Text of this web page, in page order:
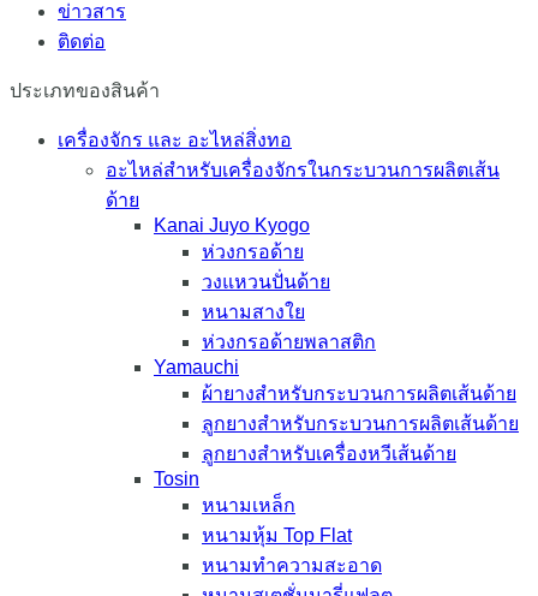
ข่าวสาร
ติดต่อ
ประเภทของสินค้า
เครื่องจักร และ อะไหล่สิ่งทอ
อะไหล่สำหรับเครื่องจักรในกระบวนการผลิตเส้น
ด้าย
Kanai Juyo Kyogo
ห่วงกรอด้าย
วงแหวนปั่นด้าย
หนามสางใย
ห่วงกรอด้ายพลาสติก
Yamauchi
ผ้ายางสำหรับกระบวนการผลิตเส้นด้าย
ลูกยางสำหรับกระบวนการผลิตเส้นด้าย
ลูกยางสำหรับเครื่องหวีเส้นด้าย
Tosin
หนามเหล็ก
หนามหุ้ม Top Flat
หนามทำความสะอาด